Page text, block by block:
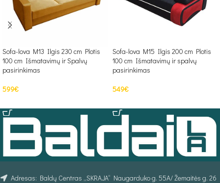
Sofa-lova M13 Ilgis 230 cm Plotis
100 cm Išmatavimų ir Spalvų
pasirinkimas
599€
Sofa-lova M15 Ilgis 200 cm Plotis
100 cm Išmatavimų ir spalvų
pasirinkimas
549€
Adresas: Baldų Centras „SKRAJA“ Naugarduko g. 55A/ Žemaitės g. 26